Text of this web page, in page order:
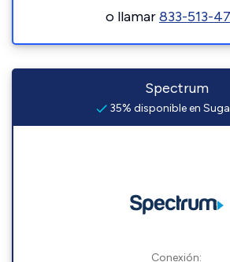
o llamar833-513-
Spectrum
35% disponible en
Conexión: